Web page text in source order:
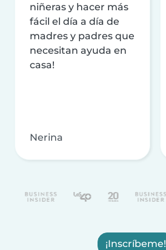
niñeras y hacer más
fácil el día a día de
madres y padres que
necesitan ayuda en
casa!
Nerina
¡Inscríbeme!